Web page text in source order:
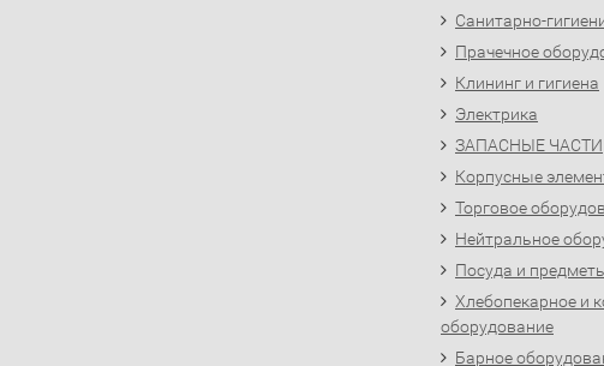
Санитарно-
Прачечное
Клининг и гигиена
Электрика
ЗАПАСНЫЕ ЧАСТИ
Корпусные
Торговое
Нейтральное
Посуда и
Хлебопекарное и
оборудование
Барное